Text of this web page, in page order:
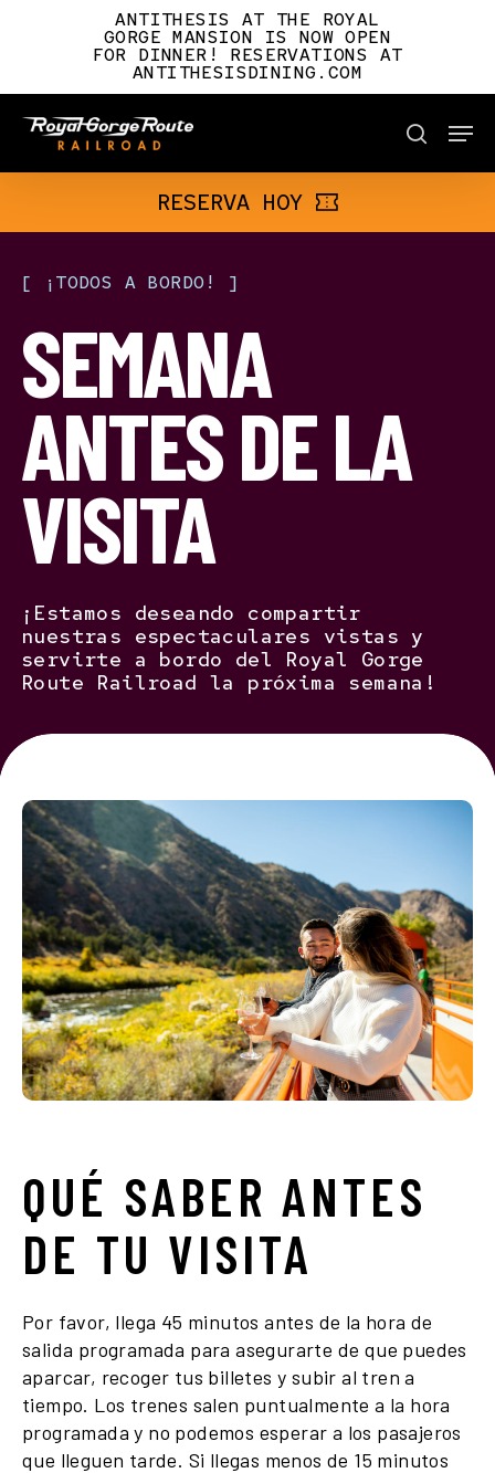
ANTITHESIS AT THE ROYAL
GORGE MANSION IS NOW OPEN
FOR DINNER! RESERVATIONS AT
ANTITHESISDINING.COM
search
Menu
RESERVA HOY
[ ¡TODOS A BORDO! ]
SEMANA
ANTES DE LA
VISITA
¡Estamos deseando compartir
nuestras espectaculares vistas y
servirte a bordo del Royal Gorge
Route Railroad la próxima semana!
QUÉ SABER ANTES
DE TU VISITA
Por favor, llega 45 minutos antes de la hora de
salida programada para asegurarte de que puedes
aparcar, recoger tus billetes y subir al tren a
tiempo. Los trenes salen puntualmente a la hora
programada y no podemos esperar a los pasajeros
que lleguen tarde. Si llegas menos de 15 minutos